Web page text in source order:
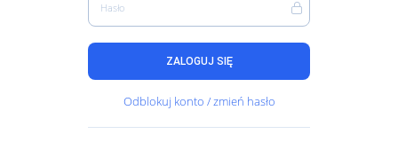
Hasło
ZALOGUJ SIĘ
Odblokuj konto / zmień hasło